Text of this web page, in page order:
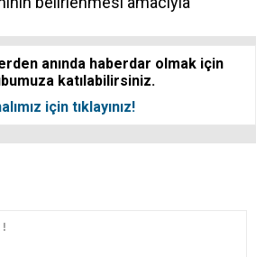
anında haberdar olmak için
katılabilirsiniz.
için tıklayınız!